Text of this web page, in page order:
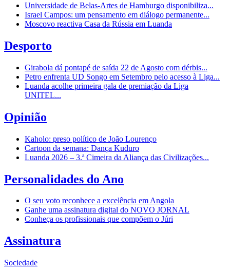
Universidade de Belas-Artes de Hamburgo disponibiliza...
Israel Campos: um pensamento em diálogo permanente...
Moscovo reactiva Casa da Rússia em Luanda
Desporto
Girabola dá pontapé de saída 22 de Agosto com dérbis...
Petro enfrenta UD Songo em Setembro pelo acesso à Liga...
Luanda acolhe primeira gala de premiação da Liga
UNITEL...
Opinião
Kaholo: preso político de João Lourenço
Cartoon da semana: Dança Kuduro
Luanda 2026 – 3.ª Cimeira da Aliança das Civilizações...
Personalidades do Ano
O seu voto reconhece a excelência em Angola
Ganhe uma assinatura digital do NOVO JORNAL
Conheça os profissionais que compõem o Júri
Assinatura
Sociedade